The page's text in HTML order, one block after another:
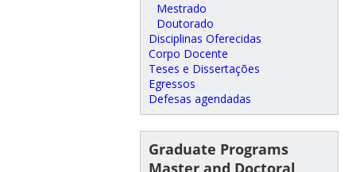
Mestrado
Doutorado
Disciplinas Oferecidas
Corpo Docente
Teses e Dissertações
Egressos
Defesas agendadas
Graduate Programs
Master and Doctoral